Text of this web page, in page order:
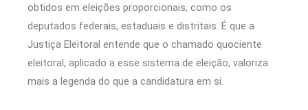
obtidos em eleições proporcionais, como os
deputados federais, estaduais e distritais. É que a
Justiça Eleitoral entende que o chamado quociente
eleitoral, aplicado a esse sistema de eleição, valoriza
mais a legenda do que a candidatura em si.